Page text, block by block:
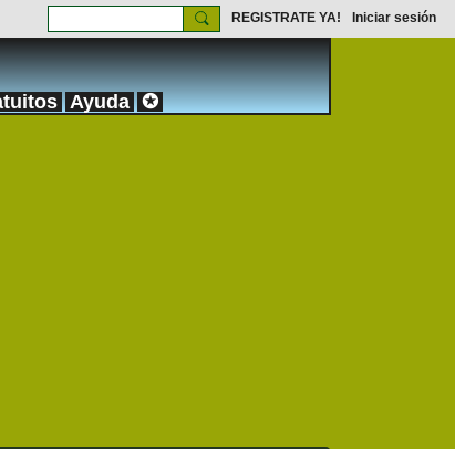
REGISTRATE YA! Iniciar sesión
Ayuda ✪